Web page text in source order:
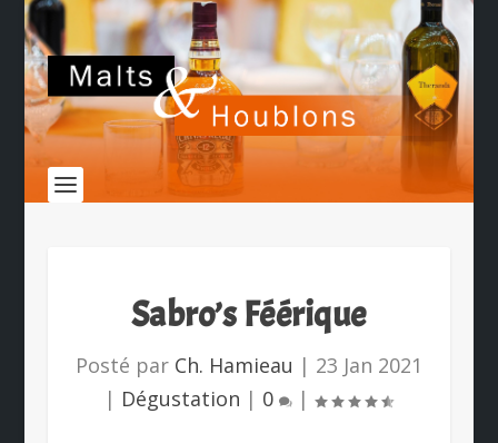
Sabro’s Féérique
Posté par Ch. Hamieau | 23 Jan 2021
| Dégustation | 0 |